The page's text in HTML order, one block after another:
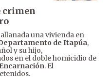
crimen
una vivienda en
de Itapúa,
y su hijo,
en el doble homicidio de
Encarnación. El